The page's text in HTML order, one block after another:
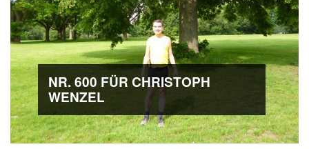
NR. 600 FÜR CHRISTOPH
WENZEL